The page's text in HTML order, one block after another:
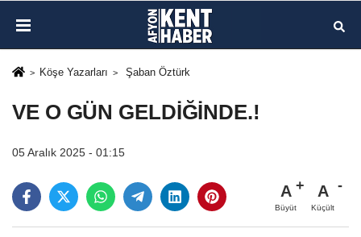
Köşe Yazarları Şaban Öztürk
VE O GÜN GELDİĞİNDE.!
05 Aralık 2025 - 01:15
A
Büyüt
A
Küçült